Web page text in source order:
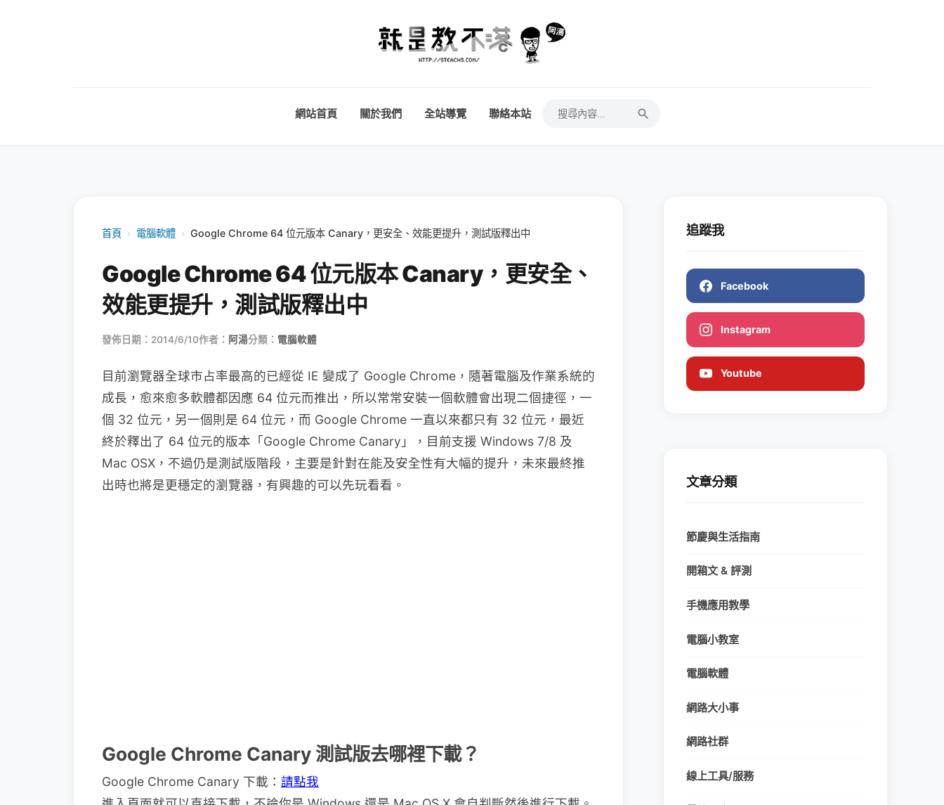
網站首頁 關於我們 全站導覽 聯絡本站
首頁 › 電腦軟體 › Google Chrome 64 位元版本 Canary，更安全、效能更提升，測試版釋出中
Google Chrome 64 位元版本 Canary，更安全、
效能更提升，測試版釋出中
發佈日期：2014/6/10作者： 阿湯分類： 電腦軟體
目前瀏覽器全球市占率最高的已經從 IE 變成了 Google Chrome，隨著電腦及作業系統的
成長，愈來愈多軟體都因應 64 位元而推出，所以常常安裝一個軟體會出現二個捷徑，一
個 32 位元，另一個則是 64 位元，而 Google Chrome 一直以來都只有 32 位元，最近
終於釋出了 64 位元的版本「Google Chrome Canary」，目前支援 Windows 7/8 及
Mac OSX，不過仍是測試版階段，主要是針對在能及安全性有大幅的提升，未來最終推
出時也將是更穩定的瀏覽器，有興趣的可以先玩看看。
Google Chrome Canary 測試版去哪裡下載？
Google Chrome Canary 下載： 請點我
追蹤我
Facebook
Instagram
Youtube
文章分類
節慶與生活指南
開箱文 & 評測
手機應用教學
電腦小教室
電腦軟體
網路大小事
網路社群
線上工具/服務